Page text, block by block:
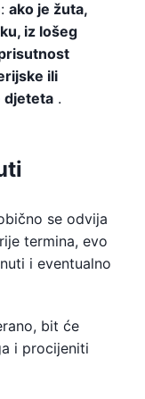
ako je žuta,
iz lošeg
ili
djeteta .
se odvija
termina, evo
i eventualno
bit će
i procijeniti